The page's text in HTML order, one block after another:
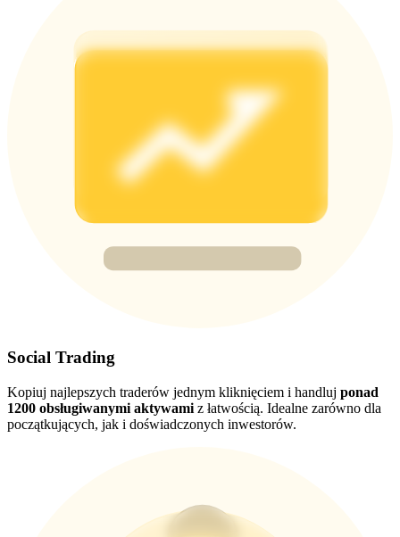
Deposit CASHCAT & Win
Share 500000 CASHCAT prize pool
Exclusive for BitMart Users
Register & Trade to Win 500,000 USDT
Precious Metals Trading Carnival
USDT New User Exclusive 10% APR
USDT Flexible Staking | Daily Rewards
Social Trading
Kopiuj najlepszych traderów jednym kliknięciem i handluj ponad
1200 obsługiwanymi aktywami z łatwością. Idealne zarówno dla
początkujących, jak i doświadczonych inwestorów.